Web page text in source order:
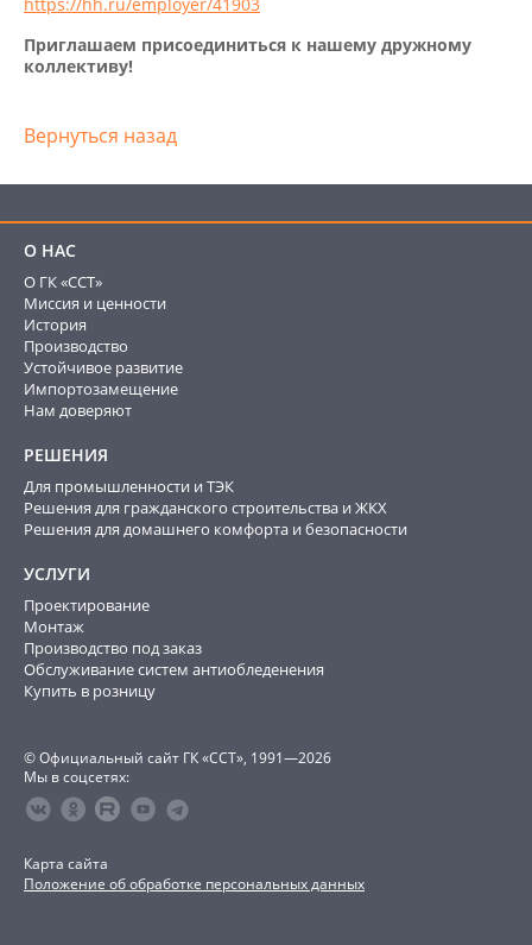
Приглашаем присоединиться к нашему дружному
коллективу!
Вернуться назад
О НАС
О ГК «ССТ»
Миссия и ценности
История
Производство
Устойчивое развитие
Импортозамещение
Нам доверяют
РЕШЕНИЯ
Для промышленности и ТЭК
Решения для гражданского строительства и ЖКХ
Решения для домашнего комфорта и безопасности
УСЛУГИ
Проектирование
Монтаж
Производство под заказ
Обслуживание систем антиобледенения
Купить в розницу
© Официальный сайт ГК «ССТ», 1991—2026
Мы в соцсетях:
Карта сайта
Положение об обработке персональных данных